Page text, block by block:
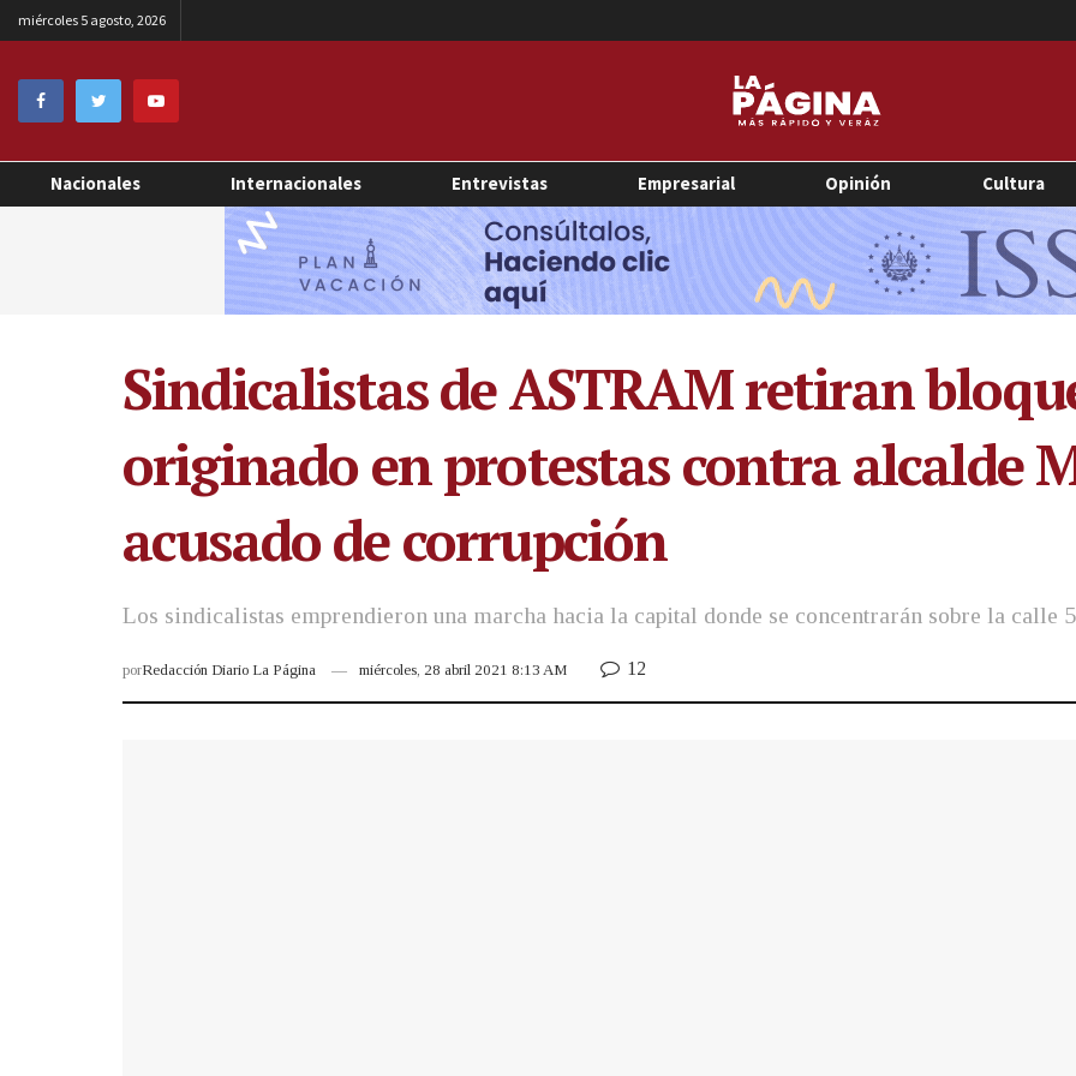
miércoles 5 agosto, 2026
Nacionales Internacionales Entrevistas Empresarial Opinión Cultura
Sindicalistas de ASTRAM retiran
originado en protestas contra alcalde
acusado de corrupción
Los sindicalistas emprendieron una marcha hacia la capital donde se concentrarán sobre la calle
porRedacción Diario La Página miércoles, 28 abril 2021 8:13 AM 12